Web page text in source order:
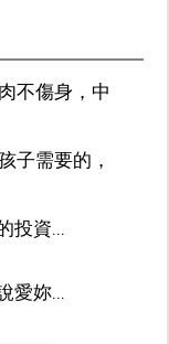
不傷身，中
子需要的，
投資...
愛妳...